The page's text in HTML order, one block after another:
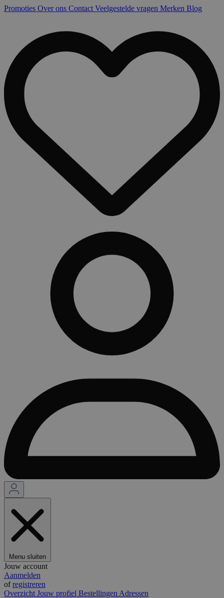
Promoties Over ons Contact Veelgestelde vragen Merken Blog
Menu sluiten
Jouw account
Aanmelden
ofregistreren
Overzicht Jouw profiel Bestellingen Adressen